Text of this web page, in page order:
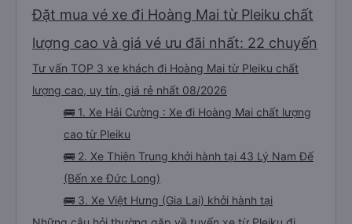
Đặt mua vé xe đi Hoàng Mai từ Pleiku chất
lượng cao và giá vé ưu đãi nhất: 22 chuyến
Tư vấn TOP 3 xe khách đi Hoàng Mai từ Pleiku chất
lượng cao, uy tín, giá rẻ nhất 08/2026
🚌 1. Xe Hải Cường : Xe đi Hoàng Mai chất lượng
cao từ Pleiku
🚌 2. Xe Thiên Trung khởi hành tại 43 Lý Nam Đế
(Bến xe Đức Long)
🚌 3. Xe Việt Hưng (Gia Lai) khởi hành tại